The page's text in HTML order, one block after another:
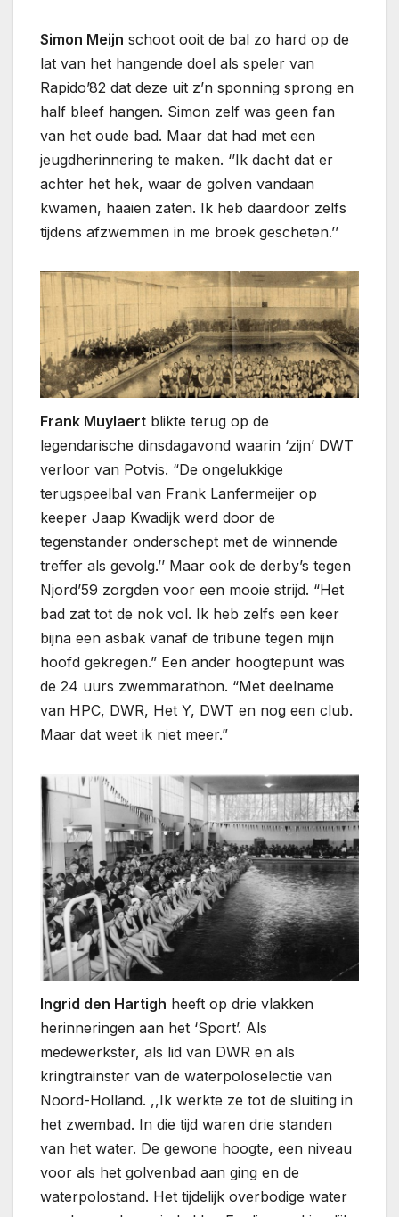
Simon Meijn schoot ooit de bal zo hard op de
lat van het hangende doel als speler van
Rapido’82 dat deze uit z’n sponning sprong en
half bleef hangen. Simon zelf was geen fan
van het oude bad. Maar dat had met een
jeugdherinnering te maken. ‘’Ik dacht dat er
achter het hek, waar de golven vandaan
kwamen, haaien zaten. Ik heb daardoor zelfs
tijdens afzwemmen in me broek gescheten.’’
Frank Muylaert blikte terug op de
legendarische dinsdagavond waarin ‘zijn’ DWT
verloor van Potvis. “De ongelukkige
terugspeelbal van Frank Lanfermeijer op
keeper Jaap Kwadijk werd door de
tegenstander onderschept met de winnende
treffer als gevolg.’’ Maar ook de derby’s tegen
Njord’59 zorgden voor een mooie strijd. “Het
bad zat tot de nok vol. Ik heb zelfs een keer
bijna een asbak vanaf de tribune tegen mijn
hoofd gekregen.” Een ander hoogtepunt was
de 24 uurs zwemmarathon. “Met deelname
van HPC, DWR, Het Y, DWT en nog een club.
Maar dat weet ik niet meer.”
Ingrid den Hartigh heeft op drie vlakken
herinneringen aan het ‘Sport’. Als
medewerkster, als lid van DWR en als
kringtrainster van de waterpoloselectie van
Noord-Holland. ,,Ik werkte ze tot de sluiting in
het zwembad. In die tijd waren drie standen
van het water. De gewone hoogte, een niveau
voor als het golvenbad aan ging en de
waterpolostand. Het tijdelijk overbodige water